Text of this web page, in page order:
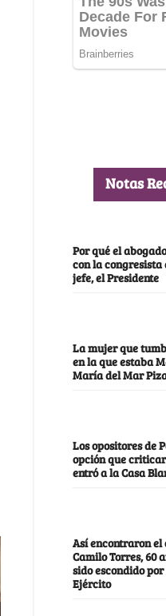
Notas
Por qué el
con la
jefe, el Presidente
La mujer que
en la que estaba
María del Mar
Los opositores de
opción que
entró a la Casa
Así encontraron
Camilo Torres, 60
sido escondido
Ejército